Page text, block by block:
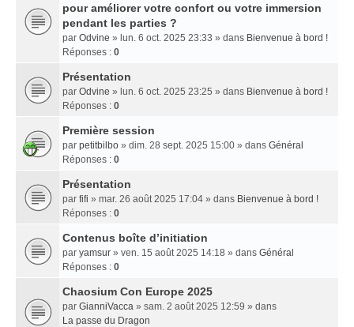
pour améliorer votre confort ou votre immersion
pendant les parties ?
par Odvine » lun. 6 oct. 2025 23:33 » dans Bienvenue à bord !
Réponses : 0
Présentation
par Odvine » lun. 6 oct. 2025 23:25 » dans Bienvenue à bord !
Réponses : 0
Première session
par petitbilbo » dim. 28 sept. 2025 15:00 » dans Général
Réponses : 0
Présentation
par fifi » mar. 26 août 2025 17:04 » dans Bienvenue à bord !
Réponses : 0
Contenus boîte d’initiation
par yamsur » ven. 15 août 2025 14:18 » dans Général
Réponses : 0
Chaosium Con Europe 2025
par GianniVacca » sam. 2 août 2025 12:59 » dans
La passe du Dragon